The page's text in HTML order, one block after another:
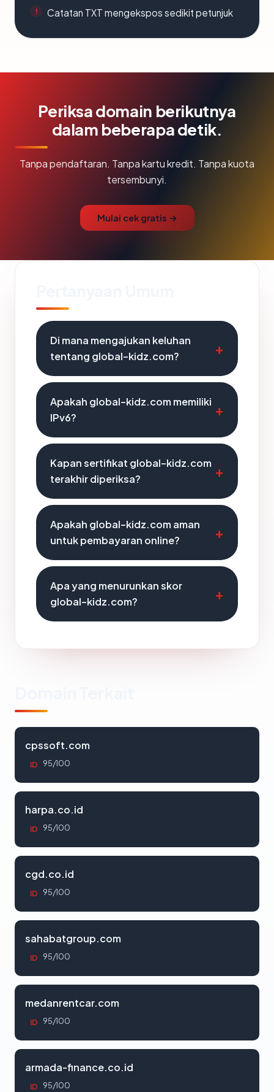
Catatan TXT mengekspos sedikit petunjuk
Periksa domain berikutnya
dalam beberapa detik.
Tanpa pendaftaran. Tanpa kartu kredit. Tanpa kuota
tersembunyi.
Mulai cek gratis →
Di mana mengajukan keluhan
tentang global-kidz.com?
Apakah global-kidz.com memiliki
IPv6?
Kapan sertifikat global-kidz.com
terakhir diperiksa?
Apakah global-kidz.com aman
untuk pembayaran online?
Apa yang menurunkan skor
global-kidz.com?
cpssoft.com
ID 95/100
harpa.co.id
ID 95/100
cgd.co.id
ID 95/100
sahabatgroup.com
ID 95/100
medanrentcar.com
ID 95/100
armada-finance.co.id
ID 95/100